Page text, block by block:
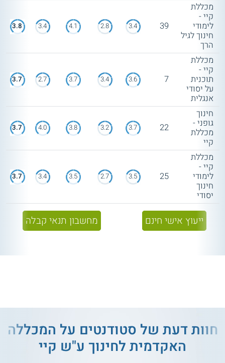
מכללת
קיי -
לימודי
חינוך לגיל
הרך
39
3.4
2.8
4.1
3.4
3.8
מכללת
קיי -
תוכנית
על יסודי
אנגלית
7
3.6
3.4
3.7
2.7
3.7
חינוך
גופני -
מכללת
קיי
22
3.7
3.2
3.8
4.0
3.7
מכללת
קיי -
לימודי
חינוך
יסודי
25
3.5
2.7
3.5
3.4
3.7
ייעוץ אישי חינם מחשבון תנאי קבלה
חוות דעת של סטודנטים על המכללה
האקדמית לחינוך ע"ש קיי